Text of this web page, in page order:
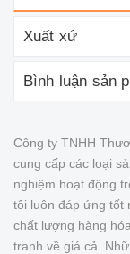
Xuất xứ
Bình luận sản
Công ty TNHH
cung cấp các loại
nghiệm hoạt động
tôi luôn đáp ứng tốt
chất lượng hàng
tranh về giá cả.